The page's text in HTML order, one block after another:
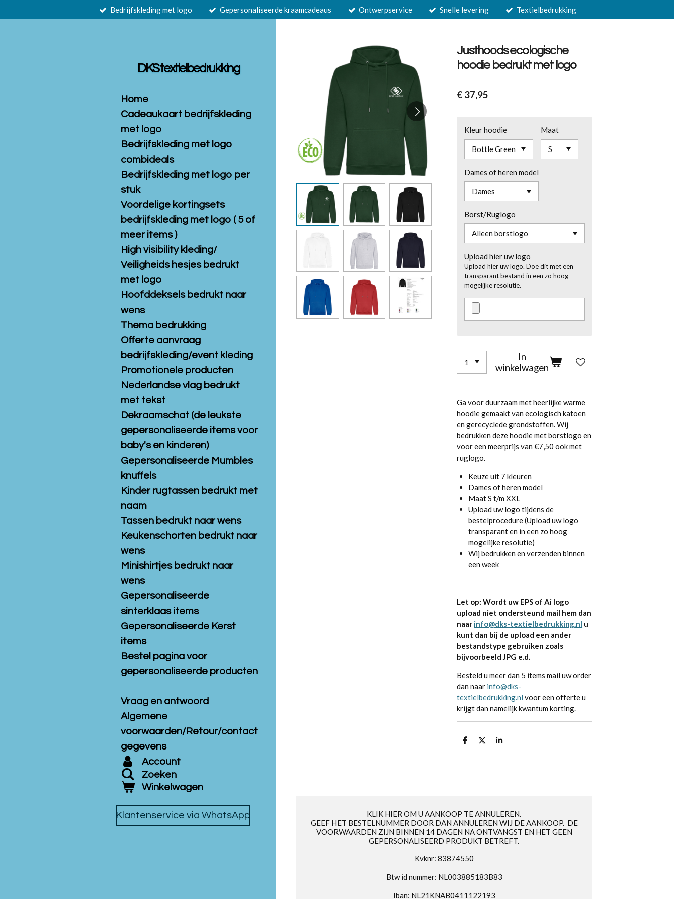
direct
Bedrijfskleding met logo Gepersonaliseerde kraamcadeaus Ontwerpservice Snelle levering Textielbedrukking
Justhoods ecologische
hoodie bedrukt met logo
€ 37,95
Kleur hoodie Maat
Dames of heren model
Borst/Ruglogo
Upload hier uw logo
Upload hier uw logo. Doe dit met een
transparant bestand in een zo hoog
mogelijke resolutie.
In
winkelwagen
Ga voor duurzaam met heerlijke warme
hoodie gemaakt van ecologisch katoen
en gerecyclede grondstoffen. Wij
bedrukken deze hoodie met borstlogo en
voor een meerprijs van €7,50 ook met
ruglogo.
Keuze uit 7 kleuren
Dames of heren model
Maat S t/m XXL
Upload uw logo tijdens de
bestelprocedure (Upload uw logo
transparant en in een zo hoog
mogelijke resolutie)
Wij bedrukken en verzenden binnen
een week
Let op: Wordt uw EPS of Ai logo
upload niet ondersteund mail hem dan
naar info@dks-textielbedrukking.nl u
kunt dan bij de upload een ander
bestandstype gebruiken zoals
bijvoorbeeld JPG e.d.
Besteld u meer dan 5 items mail uw order
dan naar info@dks-
textielbedrukking.nl voor een offerte u
krijgt dan namelijk kwantum korting.
D
D
S
KLIK HIER OM U AANKOOP TE ANNULEREN.
GEEF HET BESTELNUMMER DOOR DAN ANNULEREN WIJ DE AANKOOP. DE
VOORWAARDEN ZIJN BINNEN 14 DAGEN NA ONTVANGST EN HET GEEN
GEPERSONALISEERD PRODUKT BETREFT.
Kvknr: 83874550
Btw id nummer: NL003885183B83
Iban: NL21KNAB0411122193
DKS textielbedrukking
Home
Cadeaukaart bedrijfskleding
met logo
Bedrijfskleding met logo
combideals
Bedrijfskleding met logo per
stuk
Voordelige kortingsets
bedrijfskleding met logo ( 5 of
meer items )
High visibility kleding/
Veiligheids hesjes bedrukt
met logo
Hoofddeksels bedrukt naar
wens
Thema bedrukking
Offerte aanvraag
bedrijfskleding/event kleding
Promotionele producten
Nederlandse vlag bedrukt
met tekst
Dekraamschat (de leukste
gepersonaliseerde items voor
baby's en kinderen)
Gepersonaliseerde Mumbles
knuffels
Kinder rugtassen bedrukt met
naam
Tassen bedrukt naar wens
Keukenschorten bedrukt naar
wens
Minishirtjes bedrukt naar
wens
Gepersonaliseerde
sinterklaas items
Gepersonaliseerde Kerst
items
Bestel pagina voor
gepersonaliseerde producten
Vraag en antwoord
Algemene
voorwaarden/Retour/contact
gegevens
Account
Zoeken
Winkelwagen
Klantenservice via WhatsApp